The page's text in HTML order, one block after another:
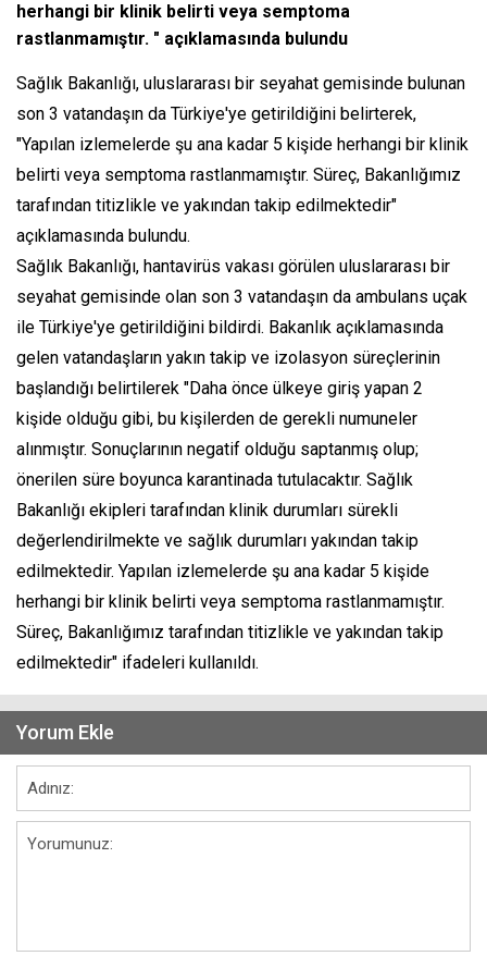
herhangi bir klinik belirti veya semptoma
rastlanmamıştır. " açıklamasında bulundu
Sağlık Bakanlığı, uluslararası bir seyahat gemisinde bulunan
son 3 vatandaşın da Türkiye'ye getirildiğini belirterek,
"Yapılan izlemelerde şu ana kadar 5 kişide herhangi bir klinik
belirti veya semptoma rastlanmamıştır. Süreç, Bakanlığımız
tarafından titizlikle ve yakından takip edilmektedir"
açıklamasında bulundu.
Sağlık Bakanlığı, hantavirüs vakası görülen uluslararası bir
seyahat gemisinde olan son 3 vatandaşın da ambulans uçak
ile Türkiye'ye getirildiğini bildirdi. Bakanlık açıklamasında
gelen vatandaşların yakın takip ve izolasyon süreçlerinin
başlandığı belirtilerek "Daha önce ülkeye giriş yapan 2
kişide olduğu gibi, bu kişilerden de gerekli numuneler
alınmıştır. Sonuçlarının negatif olduğu saptanmış olup;
önerilen süre boyunca karantinada tutulacaktır. Sağlık
Bakanlığı ekipleri tarafından klinik durumları sürekli
değerlendirilmekte ve sağlık durumları yakından takip
edilmektedir. Yapılan izlemelerde şu ana kadar 5 kişide
herhangi bir klinik belirti veya semptoma rastlanmamıştır.
Süreç, Bakanlığımız tarafından titizlikle ve yakından takip
edilmektedir" ifadeleri kullanıldı.
Yorum Ekle